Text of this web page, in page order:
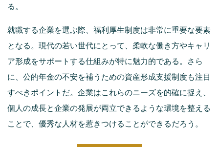
る。
就職する企業を選ぶ際、福利厚生制度は非常に重要な要素
となる。現代の若い世代にとって、柔軟な働き方やキャリ
ア形成をサポートする仕組みが特に魅力的である。さら
に、公的年金の不安を補うための資産形成支援制度も注目
すべきポイントだ。企業はこれらのニーズを的確に捉え、
個人の成長と企業の発展が両立できるような環境を整える
ことで、優秀な人材を惹きつけることができるだろう。